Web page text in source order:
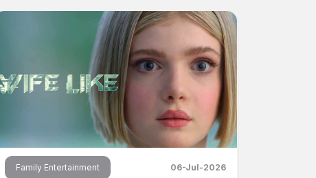
Family Entertainment 06-Jul-2026